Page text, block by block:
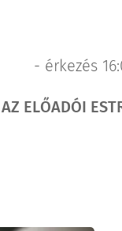
- érkezés
AZ ELŐADÓI